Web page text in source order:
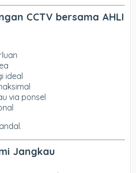
CCTV bersama AHLI
ideal
via ponsel
Jangkau